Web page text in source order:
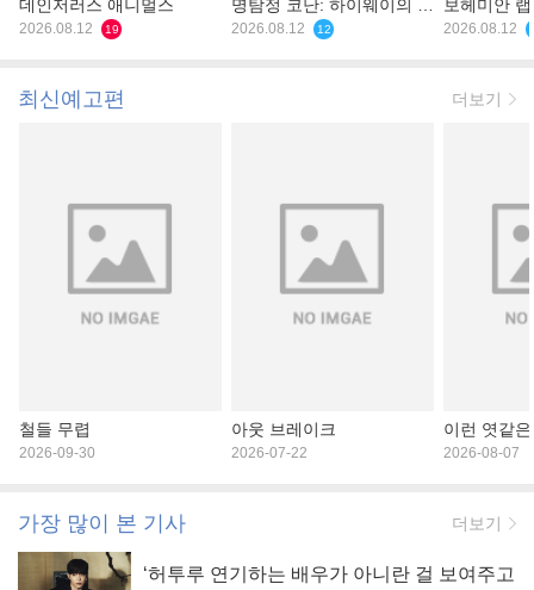
데인저러스 애니멀스
2026.08.12 19
명탐정 코난: 하이웨이의 타
천사
2026.08.12 12
보헤미안
2026.08.12
최신예고편 더보기
철들 무렵
2026-09-30
아웃 브레이크
2026-07-22
이런 엿같
2026-08-07
가장 많이 본 기사 더보기
‘허투루 연기하는 배우가 아니란 걸 보여주고